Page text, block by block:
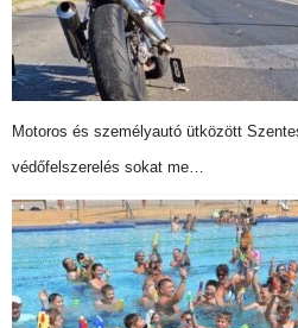
Motoros és személyautó ütközött
védőfelszerelés sokat me…